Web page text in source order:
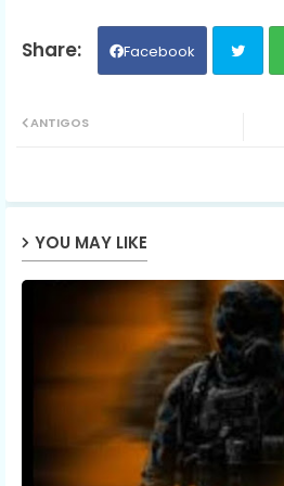
Facebook
ANTIGOS
YOU MAY LIKE